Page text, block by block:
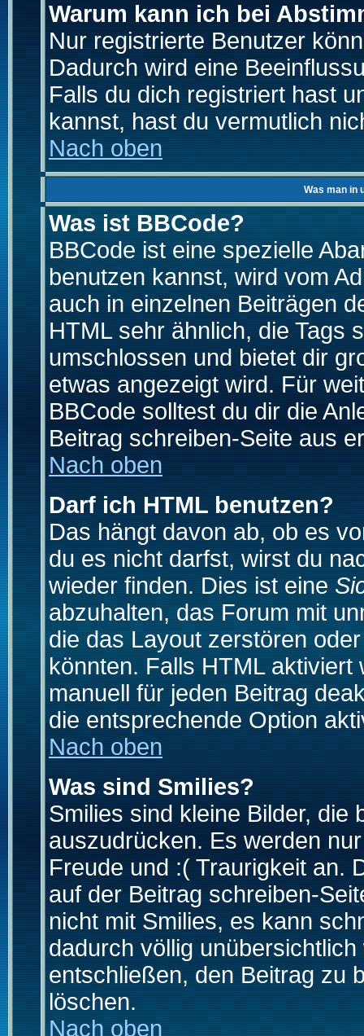
Warum kann ich bei
Nur registrierte Benutzer
Dadurch wird eine
Falls du dich registriert hast
kannst, hast du vermutlich
Nach oben
Was man in
Was ist BBCode?
BBCode ist eine spezielle
benutzen kannst, wird vom
auch in einzelnen Beiträgen
HTML sehr ähnlich, die Tags
umschlossen und bietet dir
etwas angezeigt wird. Für
BBCode solltest du dir die
Beitrag schreiben-Seite aus
Nach oben
Darf ich HTML benutzen?
Das hängt davon ab, ob es
du es nicht darfst, wirst du
wieder finden. Dies ist eine
abzuhalten, das Forum mit
die das Layout zerstören
könnten. Falls HTML
manuell für jeden Beitrag
die entsprechende Option
Nach oben
Was sind Smilies?
Smilies sind kleine Bilder, die
auszudrücken. Es werden
Freude und :( Traurigkeit an.
auf der Beitrag schreiben-
nicht mit Smilies, es kann
dadurch völlig
entschließen, den Beitrag zu
löschen.
Nach oben